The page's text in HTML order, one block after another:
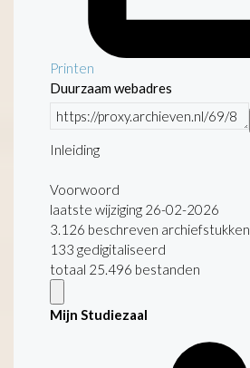
Printen
Duurzaam webadres
Inleiding
Voorwoord
laatste wijziging 26-02-2026
3.126 beschreven archiefstukken
133 gedigitaliseerd
totaal 25.496 bestanden
Mijn Studiezaal